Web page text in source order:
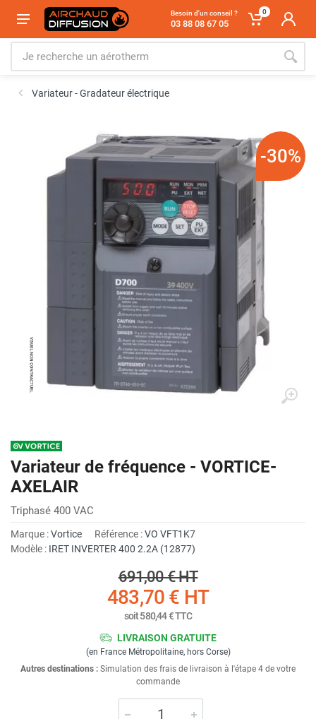
Besoin d'un conseil ?
03 88 08 67 05
0
Variateur - Gradateur électrique
-30%
Variateur de fréquence - VORTICE-
AXELAIR
Triphasé 400 VAC
Marque :Vortice Référence :VO VFT1K7
Modèle : IRET INVERTER 400 2.2A (12877)
691,00 €HT
483,70 € HT
soit580,44 €TTC
LIVRAISON GRATUITE
(en France Métropolitaine, hors Corse)
Autres destinations : Simulation des frais de livraison à l'étape 4 de votre
commande